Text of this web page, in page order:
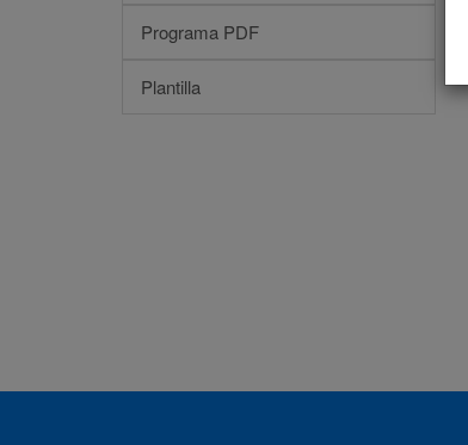
Programa PDF
Plantilla